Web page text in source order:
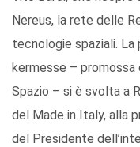
Nereus, la rete delle
tecnologie spaziali.
kermesse – promossa
Spazio – si è svolta a
del Made in Italy, alla
del Presidente